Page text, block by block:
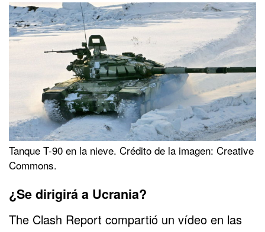
Tanque T-90 en la nieve. Crédito de la imagen: Creative
Commons.
¿Se dirigirá a Ucrania?
The Clash Report compartió un vídeo en las